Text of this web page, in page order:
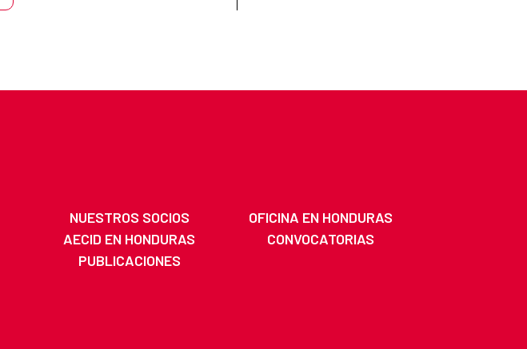
NUESTROS SOCIOS
OFICINA EN HONDURAS
AECID EN HONDURAS
CONVOCATORIAS
PUBLICACIONES